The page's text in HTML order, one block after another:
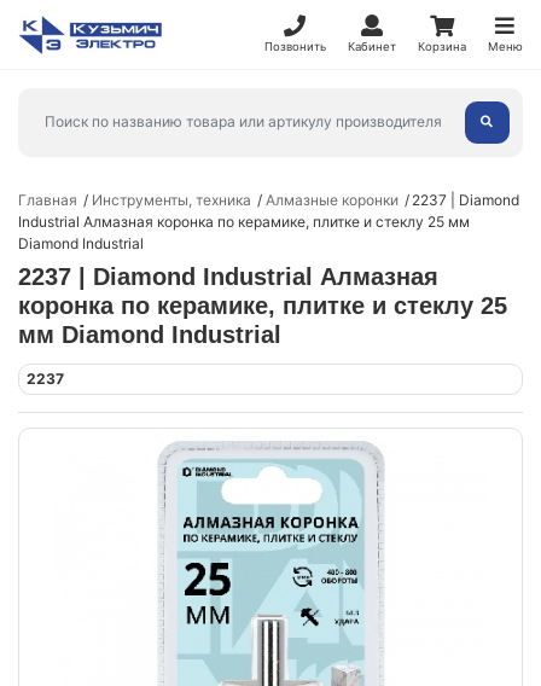
Позвонить Кабинет Корзина Меню
Главная Инструменты, техника Алмазные коронки
2237 | Diamond
Industrial Алмазная коронка по керамике, плитке и стеклу 25 мм
Diamond Industrial
2237 | Diamond Industrial Алмазная
коронка по керамике, плитке и стеклу 25
мм Diamond Industrial
2237